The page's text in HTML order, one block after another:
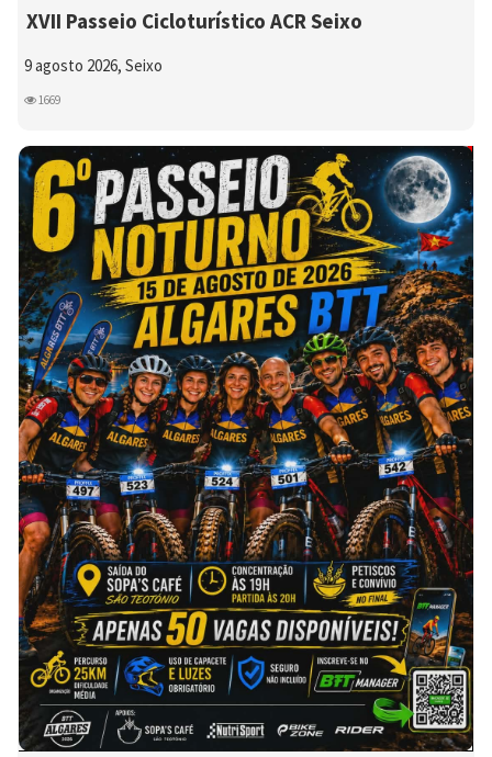
XVII Passeio Cicloturístico ACR Seixo
9 agosto 2026, Seixo
1669